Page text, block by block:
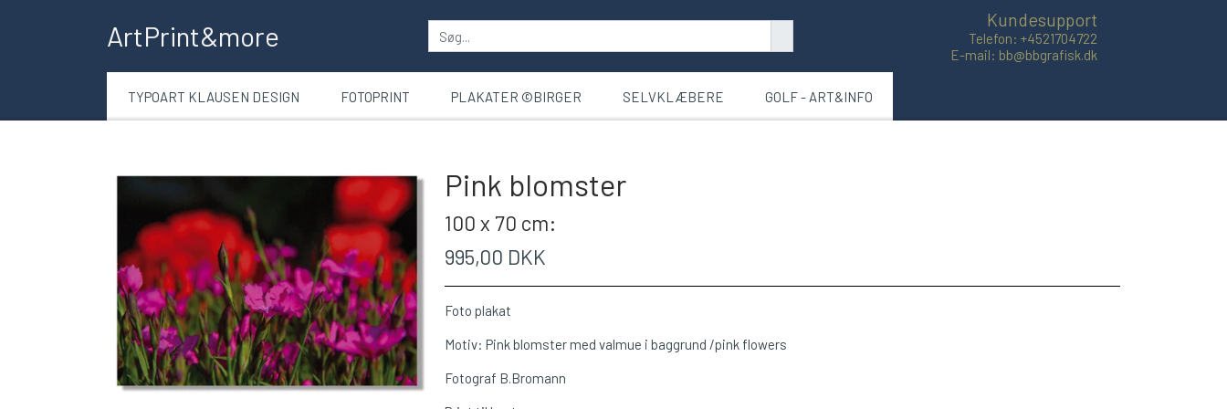
ArtPrint&more Kundesupport
Telefon: +4521704722
E-mail: bb@bbgrafisk.dk
TYPOART KLAUSEN DESIGN FOTOPRINT PLAKATER ©BIRGER SELVKLÆBERE GOLF - ART&INFO
Pink blomster
100 x 70 cm:
995,00 DKK
Foto plakat
Motiv: Pink blomster med valmue i baggrund /pink flowers
Fotograf B.Bromann